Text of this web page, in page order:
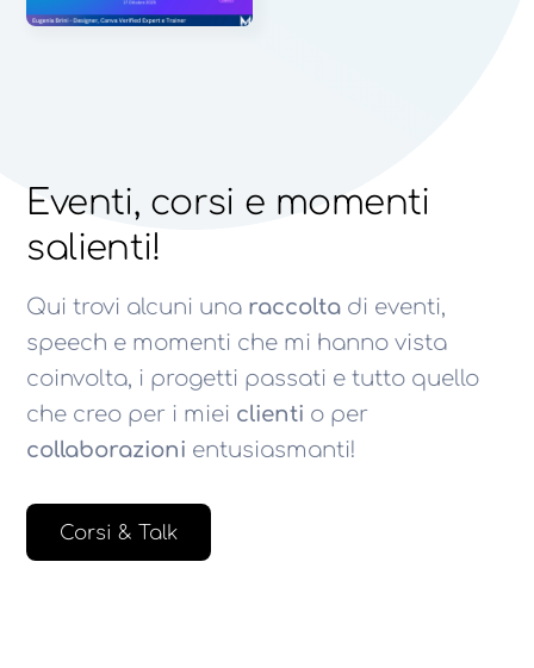
Eventi, corsi e momenti
salienti!
Qui trovi alcuni una raccolta di eventi,
speech e momenti che mi hanno vista
coinvolta, i progetti passati e tutto quello
che creo per i miei clienti o per
collaborazioni entusiasmanti!
Corsi & Talk